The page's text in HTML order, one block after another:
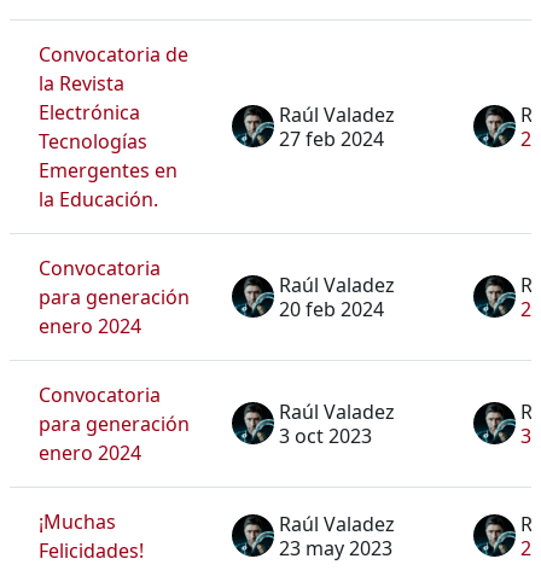
Convocatoria de
la Revista
Electrónica
Tecnologías
Emergentes en
la Educación.
Raúl Valadez
27 feb 2024
Convocatoria
para generación
enero 2024
Raúl Valadez
20 feb 2024
Convocatoria
para generación
enero 2024
Raúl Valadez
3 oct 2023
3
¡Muchas
Felicidades!
Raúl Valadez
23 may 2023